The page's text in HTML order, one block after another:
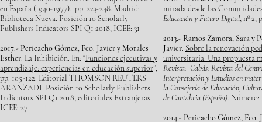
en España (1940-1977). pp. 223-248. Madrid:
Biblioteca Nueva. Posición 10 Scholarly
Publishers Indicators SPI Q1 2018, ICEE: 31
2017.- Pericacho Gómez, Fco. Javier y Morales
Esther. La Inhibición. En: “Funciones ejecutivas y
aprendizaje: experiencias en educación superior”,
pp. 105-122. Editorial THOMSON REUTERS
ARANZADI. Posición 10 Scholarly Publishers
Indicators SPI Q1 2018, editoriales Extranjeras
ICEE: 27
mirada desde las
Educación y Futuro Digital, nº 2,
2013.- Ramos Zamora, Sara y
Javier. Sobre la renovación
universitaria. Una propuesta
Revista: Cabás: Revista del
Interpretación y Estudios en
la Consejería de Educación,
de Cantabria (España). Número:
2014.- Pericacho Gómez, Fco.